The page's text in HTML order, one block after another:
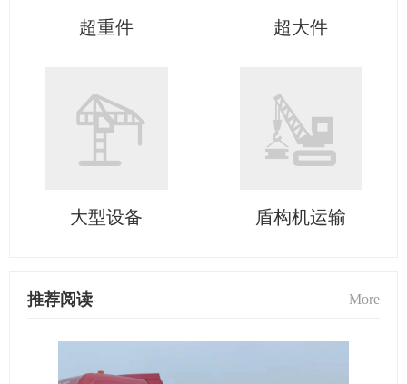
超重件 超大件
大型设备 盾构机运输
推荐阅读 More